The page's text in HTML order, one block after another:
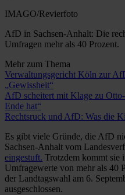
IMAGO/Revierfoto
AfD in Sachsen-Anhalt: Die
Umfragen mehr als 40 Prozent.
Mehr zum Thema
Verwaltungsgericht Köln zur
„Gewissheit“
AfD scheitert mit Klage zu
Ende hat“
Rechtsruck und AfD: Was die
Es gibt viele Gründe, die AfD
Sachsen-Anhalt vom
eingestuft. Trotzdem kommt sie
Umfragewerte von mehr als 40
der Landtagswahl am 6.
ausgeschlossen.